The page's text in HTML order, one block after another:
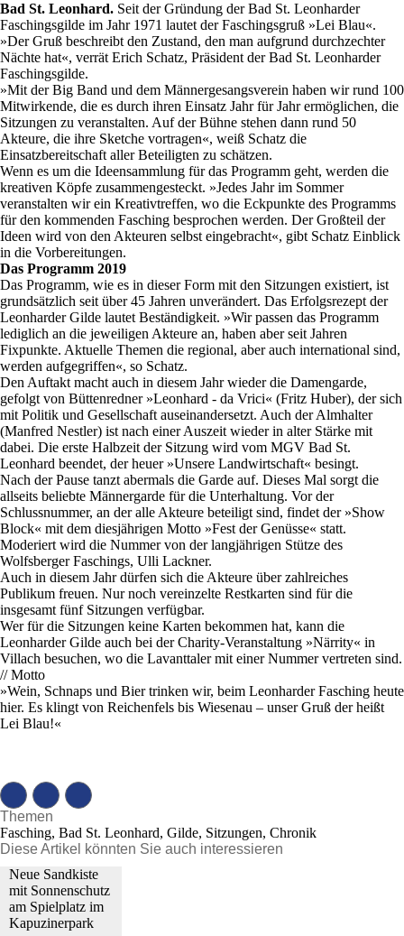
Bad St. Leonhard. Seit der Gründung der Bad St. Leonharder
Faschingsgilde im Jahr 1971 lautet der Faschingsgruß »Lei Blau«.
»Der Gruß beschreibt den Zustand, den man aufgrund durchzechter
Nächte hat«, verrät Erich Schatz, Präsident der Bad St. Leonharder
Faschingsgilde.
»Mit der Big Band und dem Männergesangsverein haben wir rund 100
Mitwirkende, die es durch ihren Einsatz Jahr für Jahr ermöglichen, die
Sitzungen zu veranstalten. Auf der Bühne stehen dann rund 50
Akteure, die ihre Sketche vortragen«, weiß Schatz die
Einsatzbereitschaft aller Beteiligten zu schätzen.
Wenn es um die Ideensammlung für das Programm geht, werden die
kreativen Köpfe zusammengesteckt. »Jedes Jahr im Sommer
veranstalten wir ein Kreativtreffen, wo die Eckpunkte des Programms
für den kommenden Fasching besprochen werden. Der Großteil der
Ideen wird von den Akteuren selbst eingebracht«, gibt Schatz Einblick
in die Vorbereitungen.
Das Programm 2019
Das Programm, wie es in dieser Form mit den Sitzungen existiert, ist
grundsätzlich seit über 45 Jahren unverändert. Das Erfolgsrezept der
Leonharder Gilde lautet Beständigkeit. »Wir passen das Programm
lediglich an die jeweiligen Akteure an, haben aber seit Jahren
Fixpunkte. Aktuelle Themen die regional, aber auch international sind,
werden aufgegriffen«, so Schatz.
Den Auftakt macht auch in diesem Jahr wieder die Damengarde,
gefolgt von Büttenredner »Leonhard - da Vrici« (Fritz Huber), der sich
mit Politik und Gesellschaft auseinandersetzt. Auch der Almhalter
(Manfred Nestler) ist nach einer Auszeit wieder in alter Stärke mit
dabei. Die erste Halbzeit der Sitzung wird vom MGV Bad St.
Leonhard beendet, der heuer »Unsere Landwirtschaft« besingt.
Nach der Pause tanzt abermals die Garde auf. Dieses Mal sorgt die
allseits beliebte Männergarde für die Unterhaltung. Vor der
Schlussnummer, an der alle Akteure beteiligt sind, findet der »Show
Block« mit dem diesjährigen Motto »Fest der Genüsse« statt.
Moderiert wird die Nummer von der langjährigen Stütze des
Wolfsberger Faschings, Ulli Lackner.
Auch in diesem Jahr dürfen sich die Akteure über zahlreiches
Publikum freuen. Nur noch vereinzelte Restkarten sind für die
insgesamt fünf Sitzungen verfügbar.
Wer für die Sitzungen keine Karten bekommen hat, kann die
Leonharder Gilde auch bei der Charity-Veranstaltung »Närrity« in
Villach besuchen, wo die Lavanttaler mit einer Nummer vertreten sind.
// Motto
»Wein, Schnaps und Bier trinken wir, beim Leonharder Fasching heute
hier. Es klingt von Reichenfels bis Wiesenau – unser Gruß der heißt
Lei Blau!«
Themen
Fasching, Bad St. Leonhard, Gilde, Sitzungen, Chronik
Diese Artikel könnten Sie auch interessieren
Neue Sandkiste
mit Sonnenschutz
am Spielplatz im
Kapuzinerpark